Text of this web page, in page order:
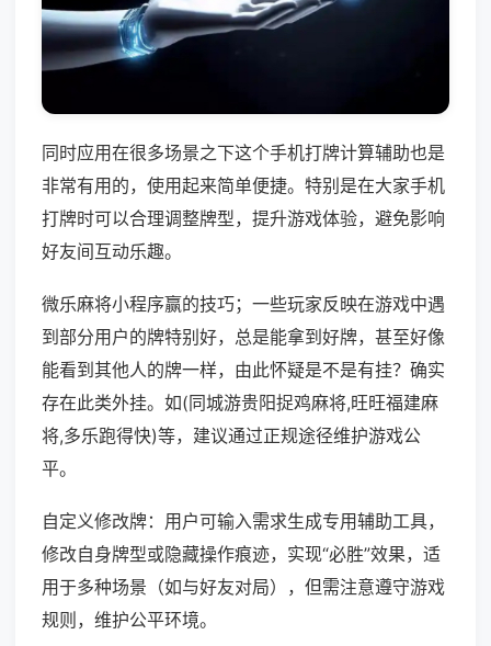
同时应用在很多场景之下这个手机打牌计算辅助也是
非常有用的，使用起来简单便捷。特别是在大家手机
打牌时可以合理调整牌型，提升游戏体验，避免影响
好友间互动乐趣。
微乐麻将小程序赢的技巧；一些玩家反映在游戏中遇
到部分用户的牌特别好，总是能拿到好牌，甚至好像
能看到其他人的牌一样，由此怀疑是不是有挂？确实
存在此类外挂。如(同城游贵阳捉鸡麻将,旺旺福建麻
将,多乐跑得快)等，建议通过正规途径维护游戏公
平。
自定义修改牌：用户可输入需求生成专用辅助工具，
修改自身牌型或隐藏操作痕迹，实现“必胜”效果，适
用于多种场景（如与好友对局），但需注意遵守游戏
规则，维护公平环境。